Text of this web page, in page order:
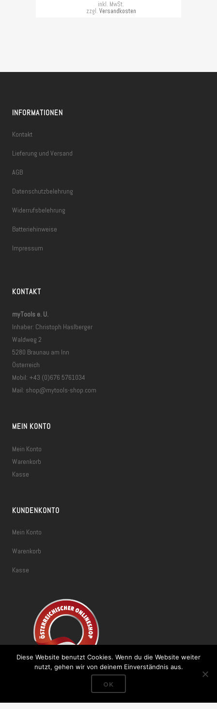
inkl. MwSt.
zzgl. Versandkosten
INFORMATIONEN
Kontakt
Lieferung und Versand
AGB
Datenschutzbelehrung
Widerrufsbelehrung
Batteriehinweise
Impressum
KONTAKT
myTools e. U.
Inhaber: Christoph Haslberger
Waldweg 2
5280 Braunau am Inn
Österreich
Mobil: +43 (0)676 5761034
Mail: shop@mytools-shop.com
MEIN KONTO
Mein Konto
Warenkorb
Kasse
KUNDENKONTO
Mein Konto
Warenkorb
Kasse
Diese Website benutzt Cookies. Wenn du die Website weiter
nutzt, gehen wir von deinem Einverständnis aus.
OK